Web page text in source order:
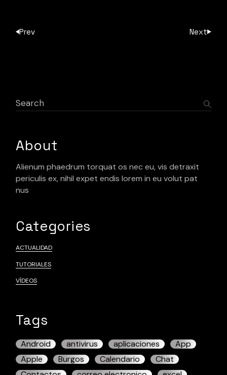
Prev Next
Search
About
Alienum phaedrum torquat os nec eu, vis detraxit
periculis ex, nihil expet endis lorem in eu volut pat
nus
Categories
ACTUALIDAD
TUTORIALES
VÍDEOS
Tags
Android antivirus aplicaciones
App
Apple
Burgos Calendario
Chat